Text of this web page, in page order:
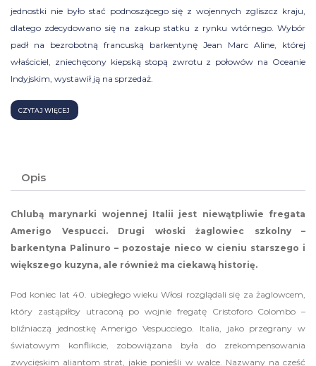
jednostki nie było stać podnoszącego się z wojennych zgliszcz kraju,
dlatego zdecydowano się na zakup statku z rynku wtórnego. Wybór
padł na bezrobotną francuską barkentynę Jean Marc Aline, której
właściciel, zniechęcony kiepską stopą zwrotu z połowów na Oceanie
Indyjskim, wystawił ją na sprzedaż.
CZYTAJ WIĘCEJ
Opis
Chlubą marynarki wojennej Italii jest niewątpliwie fregata
Amerigo Vespucci. Drugi włoski żaglowiec szkolny –
barkentyna Palinuro – pozostaje nieco w cieniu starszego i
większego kuzyna, ale również ma ciekawą historię.
Pod koniec lat 40. ubiegłego wieku Włosi rozglądali się za żaglowcem,
który zastąpiłby utraconą po wojnie fregatę Cristoforo Colombo –
bliźniaczą jednostkę Amerigo Vespucciego. Italia, jako przegrany w
światowym konflikcie, zobowiązana była do zrekompensowania
zwycięskim aliantom strat, jakie ponieśli w walce. Nazwany na cześć